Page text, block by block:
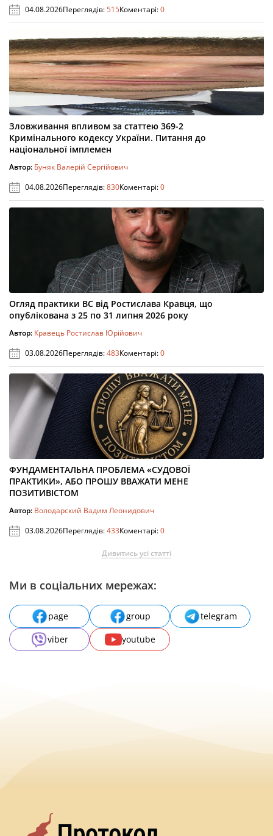
04.08.2026Переглядів:515Коментарі:0
Зловживання впливом за статтею 369-2
Кримінального кодексу України. Питання до
національної імплемен
Автор: Буняк Валерій Сергійович
04.08.2026Переглядів:830Коментарі:0
Огляд практики ВС від Ростислава Кравця, що
опублікована з 25 по 31 липня 2026 року
Автор: Кравець Ростислав Юрійович
03.08.2026Переглядів:483Коментарі:0
ФУНДАМЕНТАЛЬНА ПРОБЛЕМА «СУДОВОЇ
ПРАКТИКИ», АБО ПРОШУ ВВАЖАТИ МЕНЕ
ПОЗИТИВІСТОМ
Автор: Володарский Вадим Леонидович
03.08.2026Переглядів:433Коментарі:0
Дивитись усі статті
Ми в соціальних мережах:
page group
telegram
viber
youtube